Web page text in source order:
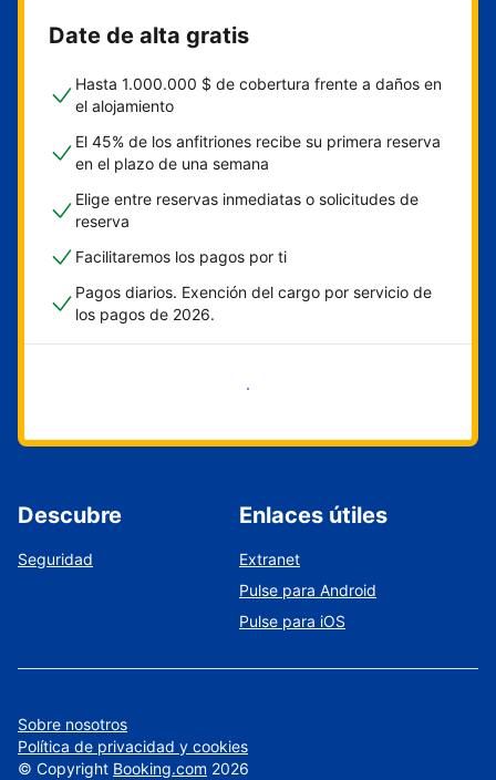
Date de alta gratis
Hasta 1.000.000 $ de cobertura frente a daños en
el alojamiento
El 45% de los anfitriones recibe su primera reserva
en el plazo de una semana
Elige entre reservas inmediatas o solicitudes de
reserva
Facilitaremos los pagos por ti
Pagos diarios. Exención del cargo por servicio de
los pagos de 2026.
Empieza ahora
Descubre
Seguridad
Enlaces útiles
Extranet
Pulse para Android
Pulse para iOS
Sobre nosotros
Política de privacidad y cookies
© Copyright Booking.com 2026